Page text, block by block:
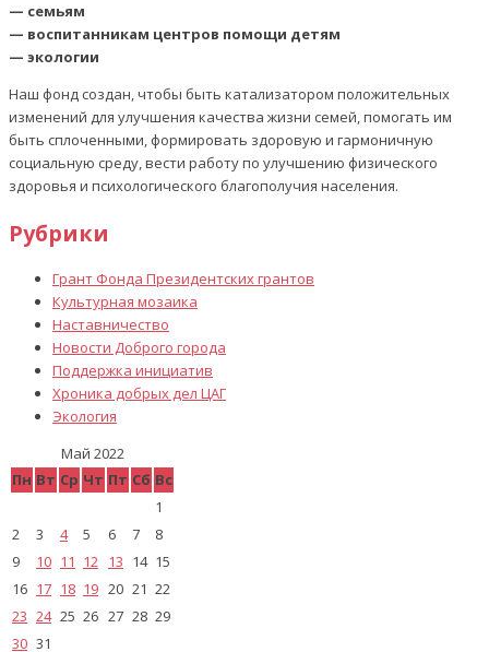
— семьям
— воспитанникам центров помощи детям
— экологии
Наш фонд создан, чтобы быть катализатором положительных
изменений для улучшения качества жизни семей, помогать им
быть сплоченными, формировать здоровую и гармоничную
социальную среду, вести работу по улучшению физического
здоровья и психологического благополучия населения.
Рубрики
Грант Фонда Президентских грантов
Культурная мозаика
Наставничество
Новости Доброго города
Поддержка инициатив
Хроника добрых дел ЦАГ
Экология
Май 2022
Пн Вт Ср Чт Пт Сб Вс
1
2
3 4 5 6 7
8
9
10 11 12 13 14 15
16 17 18 19 20 21 22
23 24 25 26 27 28 29
30 31